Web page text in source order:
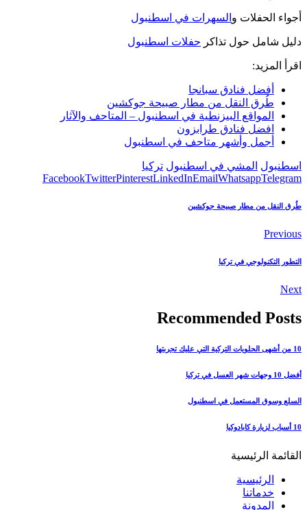
أجواء الحفلات و السهرات في اسطنبول
دليل شامل حول تذاكر حفلات اسطنبول
اقرأ المزيد:
أفضل فنادق سبانجا
طُرق النقل من مطار صبيحة جوكشين
المواقع البيزنطية في اسطنبول – المتاحف والآثار
افضل فنادق طرابزون
أجمل وأشهر متاحف في اسطنبول
اسطنبول المشي في اسطنبول تركيا
FacebookTwitterPinterestLinkedInEmailWhatsappTelegram
طُرق النقل من مطار صبيحة جوكشين
Previous
التطور التكنولوجي في تركيا
Next
Recommended Posts
10 من أشهى الحلويات التركية التي عليك تجربتها
أفضل 10 وجهات شهر العسل في تركيا
السلع وسوق المستعمل في اسطنبول
10 أسباب لزيارة كابادوكيا
القائمة الرئيسية
الرئيسية
خدماتنا
المدونة